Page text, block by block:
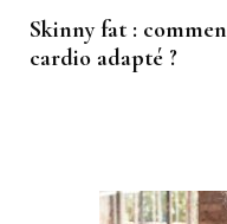
Skinny fat :
cardio adapté ?